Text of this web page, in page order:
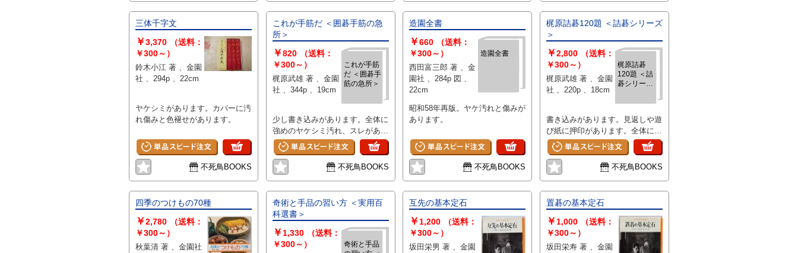
三体千字文
￥3,370
（送料：
￥300～）
鈴木小江 著 、金園
社 、294p 、22cm
ヤケシミがあります。カバーに汚
れ傷みと色褪せがあります。
不死鳥BOOKS
これが手筋だ ＜囲碁手筋の急
所＞
これが手筋
だ ＜囲碁手
筋の急所＞
￥820
（送料：
￥300～）
梶原武雄 著 、金園
社 、344p 、19cm
少し書き込みがあります。全体に
強めのヤケシミ汚れ、スレがあり
ます。カバーに傷み、縁に破れが
あります。
不死鳥BOOKS
造園全書
造園全書
￥660
（送料：
￥300～）
西田富三郎 著 、金
園社 、284p 図 、
22cm
昭和58年再版。ヤケ汚れと傷みが
あります。
不死鳥BOOKS
梶原詰碁120題 ＜詰碁シリーズ
＞
梶原詰碁
120題 ＜詰
碁シリーズ
￥2,800
（送料：
￥300～）
梶原武雄 著 、金園
社 、220p 、18cm
書き込みがあります。見返しや遊
び紙に押印があります。全体に強
いヤケ汚れ、スレ傷みがありま
す。
不死鳥BOOKS
四季のつけもの70種
￥2,780
（送料：
￥300～）
秋葉清 著 、金園社
奇術と手品の習い方 ＜実用百
科選書＞
奇術と手品
￥ 1,330
（送料：
￥300～）
互先の基本定石
￥ 1,200
（送料：
￥300～）
坂田栄男 著 、金園
置碁の基本定石
￥ 1,000
（送料：
￥300～）
坂田栄寿 著 、金園